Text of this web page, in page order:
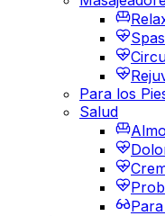
Para los
Salud